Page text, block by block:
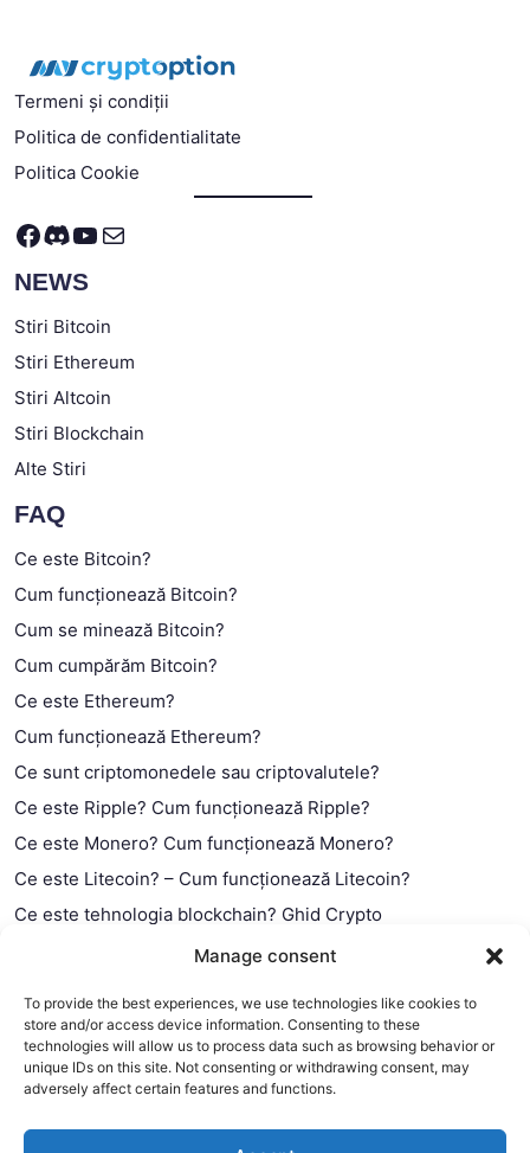
Manage consent
To provide the best experiences, we use technologies like cookies to
store and/or access device information. Consenting to these
technologies will allow us to process data such as browsing behavior or
unique IDs on this site. Not consenting or withdrawing consent, may
adversely affect certain features and functions.
Termeni și condiții
Politica de confidentialitate
Politica Cookie
Facebook
Discord
YouTube
Mail
NEWS
Stiri Bitcoin
Stiri Ethereum
Stiri Altcoin
Stiri Blockchain
Alte Stiri
FAQ
Ce este Bitcoin?
Cum funcționează Bitcoin?
Cum se minează Bitcoin?
Cum cumpărăm Bitcoin?
Ce este Ethereum?
Cum funcționează Ethereum?
Ce sunt criptomonedele sau criptovalutele?
Ce este Ripple? Cum funcționează Ripple?
Ce este Monero? Cum funcționează Monero?
Ce este Litecoin? – Cum funcționează Litecoin?
Ce este tehnologia blockchain? Ghid Crypto
Ce este contractul smart?